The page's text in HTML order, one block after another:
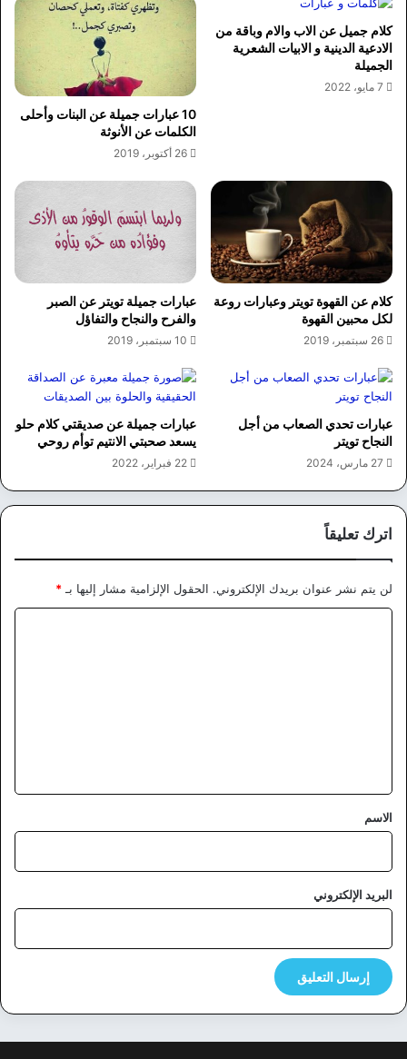
كلام جميل عن الاب والام وباقة من
الادعية الدينية و الابيات الشعرية
الجميلة
7 مايو، 2022
10 عبارات جميلة عن البنات وأحلى
الكلمات عن الأنوثة
26 أكتوبر، 2019
كلام عن القهوة تويتر وعبارات روعة
لكل محبين القهوة
26 سبتمبر، 2019
عبارات جميلة تويتر عن الصبر
والفرح والنجاح والتفاؤل
10 سبتمبر، 2019
عبارات تحدي الصعاب من أجل
النجاح تويتر
27 مارس، 2024
عبارات جميلة عن صديقتي كلام حلو
يسعد صحبتي الانتيم توأم روحي
22 فبراير، 2022
اترك تعليقاً
لن يتم نشر عنوان بريدك الإلكتروني. الحقول الإلزامية مشار إليها بـ *
*
الاسم
البريد الإلكتروني